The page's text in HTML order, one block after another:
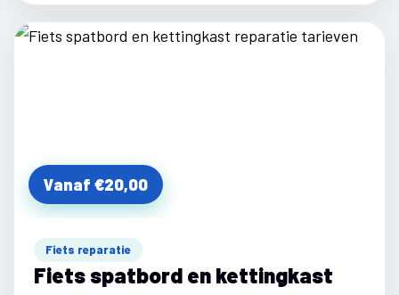
Vanaf €20,00
Fiets reparatie
Fiets spatbord en kettingkast